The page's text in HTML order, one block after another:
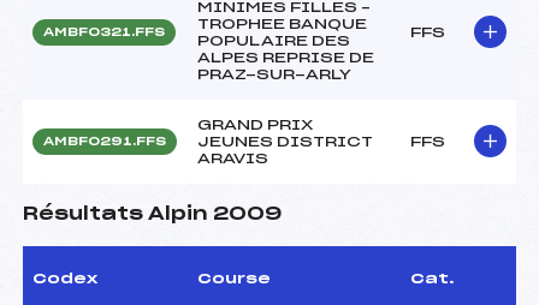
AMBF0321.FFS
MINIMES FILLES –
TROPHEE BANQUE
POPULAIRE DES
ALPES REPRISE DE
PRAZ-SUR-ARLY
FFS
AMBF0291.FFS
GRAND PRIX
JEUNES DISTRICT
ARAVIS
FFS
Résultats Alpin 2009
Codex Course Cat.